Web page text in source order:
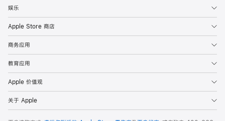
娱乐
Apple Store 商店
商务应用
教育应用
Apple 价值观
关于 Apple